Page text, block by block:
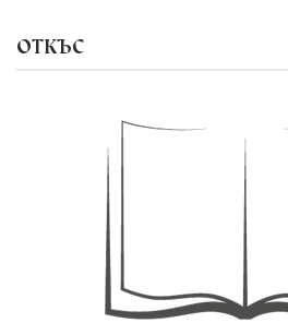
ОТКЪС